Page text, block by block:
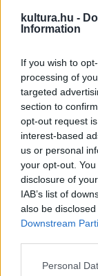
kultura.hu -
Information
If you wish to
processing of
targeted
section to
opt-out request
interest-based
us or personal
your opt-out.
disclosure of
IAB’s list of
also be
Downstream
Please note that
Personal
Badalamenti
halpiacot
és a zene
diplomáját pedig
Nyaranta
befejeztével
karrierjét egy
indította be.
A Grammy-díjas
című sorozat
Veszett a világ,